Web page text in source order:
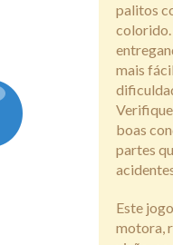
palitos
colorido.
mais
boas
partes
Este
motora,